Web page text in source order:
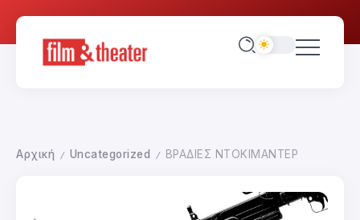
Αρχική / Uncategorized / ΒΡΑΔΙΕΣ ΝΤΟΚΙΜΑΝΤΕΡ